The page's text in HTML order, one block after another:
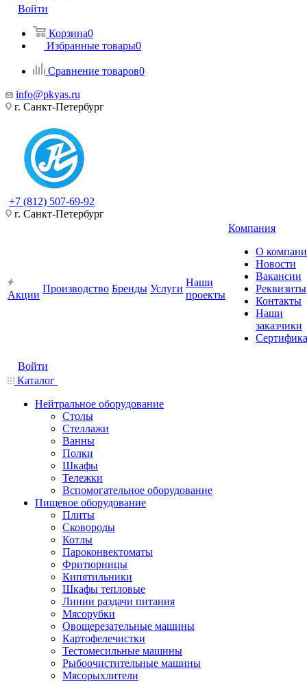
Войти
Корзина0
Избранные товары0
Сравнение товаров0
info@pkyas.ru
г. Санкт-Петербург
+7 (812) 507-69-92
г. Санкт-Петербург
Акции
Производство Бренды Услуги
Наши
проекты
Компания
О
Новости
Вакансии
Реквизиты
Контакты
Наши
заказчики
Войти
Каталог
Нейтральное оборудование
Столы
Стеллажи
Ванны
Полки
Шкафы
Тележки
Вспомогательное оборудование
Пищевое оборудование
Плиты
Сковороды
Котлы
Пароконвектоматы
Фритюрницы
Кипятильники
Шкафы тепловые
Линии раздачи питания
Мясорубки
Овощерезательные машины
Картофелечистки
Тестомесильные машины
Рыбоочистительные машины
Мясорыхлители